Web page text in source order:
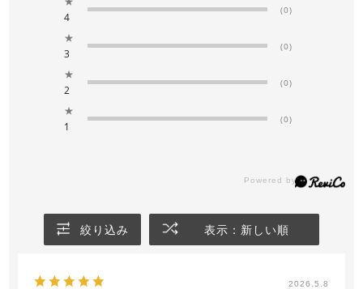
4
(0)
★
3
(0)
★
2
(0)
★
1
(0)
絞り込み 表示：新しい順
2026.5.8